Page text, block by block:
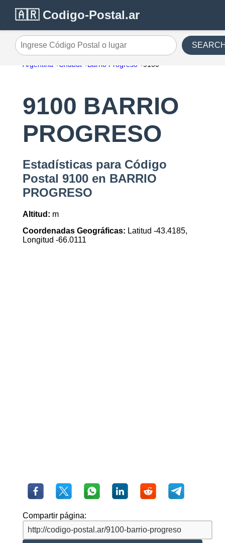
🇦🇷 Codigo-Postal.ar
Ingrese Código Postal o lugar
Argentina Chubut Barrio Progreso 9100
9100 BARRIO
PROGRESO
Estadísticas para Código
Postal 9100 en BARRIO
PROGRESO
Altitud: m
Coordenadas Geográficas: Latitud -43.4185,
Longitud -66.0111
Compartir página: